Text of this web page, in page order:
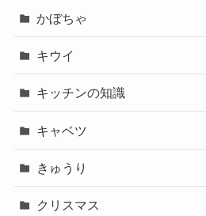
かぼちゃ
キウイ
キッチンの知識
キャベツ
きゅうり
クリスマス